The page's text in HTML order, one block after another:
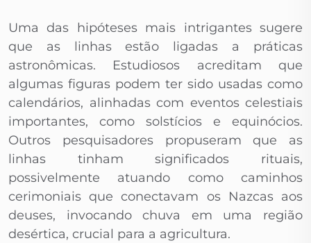
Uma das hipóteses mais intrigantes sugere
que as linhas estão ligadas a práticas
astronômicas. Estudiosos acreditam que
algumas figuras podem ter sido usadas como
calendários, alinhadas com eventos celestiais
importantes, como solstícios e equinócios.
Outros pesquisadores propuseram que as
linhas tinham significados rituais,
possivelmente atuando como caminhos
cerimoniais que conectavam os Nazcas aos
deuses, invocando chuva em uma região
desértica, crucial para a agricultura.